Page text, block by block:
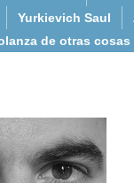
Yurkievich Saul
de otras cosas